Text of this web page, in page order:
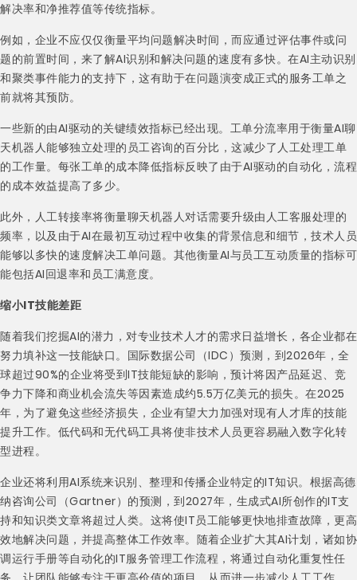
解决率和净推荐值等传统指标。
例如，企业不应仅仅衡量平均问题解决时间，而应通过评估事件或问
题的前置时间，来了解AI识别和解决问题的速度有多快。在AI主动识别
和聚类事件能力的支持下，这有助于在问题演变成正式的服务工单之
前就将其预防。
一些新的由AI驱动的关键绩效指标已经出现。工单分流率用于衡量AI聊
天机器人能够独立处理的员工咨询的百分比，这减少了人工处理工单
的工作量。每张工单的成本降低指标反映了由于AI驱动的自动化，流程
的成本效益提高了多少。
此外，人工转接率将衡量聊天机器人对话需要升级由人工客服处理的
频率，以及由于AI在最初互动过程中收集的背景信息和细节，技术人员
能够以多快的速度解决工单问题。其他衡量AI与员工互动质量的指标可
能包括AI回退率和员工满意度。
缩小IT技能差距
随着我们挖掘AI的潜力，对专业技术人才的需求日益增长，各企业都在
努力填补这一技能缺口。国际数据公司（IDC）预测，到2026年，全
球超过90%的企业将受到IT技能短缺的影响，预计将因产品延迟、竞
争力下降和商业机会流失等因素造成约5.5万亿美元的损失。在2025
年，为了避免这些经济损失，企业有望大力加强对现有人才库的技能
提升工作。低代码和无代码工具将使非技术人员更容易融入数字化转
型进程。
企业还将利用AI系统来识别、整理和传播企业特定的IT知识。根据高德
纳咨询公司（Gartner）的预测，到2027年，生成式AI所创作的IT支
持和知识类文章将超过人类。这将使IT员工能够更快地排查故障，更高
效地解决问题，并提高整体工作效率。随着企业扩大其AI计划，诸如协
调运行手册等自动化的IT服务管理工作流程，将通过自动化重复性任